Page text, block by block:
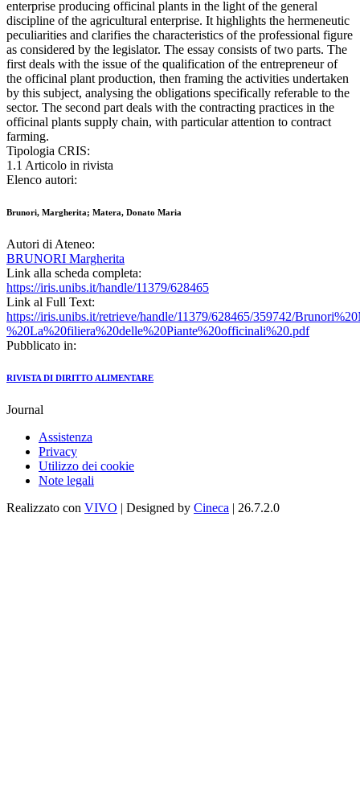
enterprise producing officinal plants in the light of the general
discipline of the agricultural enterprise. It highlights the hermeneutic
peculiarities and clarifies the characteristics of the professional figure
as considered by the legislator. The essay consists of two parts. The
first deals with the issue of the qualification of the entrepreneur of
the officinal plant production, then framing the activities undertaken
by this subject, analysing the obligations specifically referable to the
sector. The second part deals with the contracting practices in the
officinal plants supply chain, with particular attention to contract
farming.
Tipologia CRIS:
1.1 Articolo in rivista
Elenco autori:
Brunori, Margherita; Matera, Donato Maria
Autori di Ateneo:
BRUNORI Margherita
Link alla scheda completa:
https://iris.unibs.it/handle/11379/628465
Link al Full Text:
https://iris.unibs.it/retrieve/handle/11379/628465/359742/
%20La%20filiera%20delle%20Piante%20officinali%20.pdf
Pubblicato in:
RIVISTA DI DIRITTO ALIMENTARE
Journal
Assistenza
Privacy
Utilizzo dei cookie
Note legali
Realizzato con VIVO | Designed by Cineca | 26.7.2.0